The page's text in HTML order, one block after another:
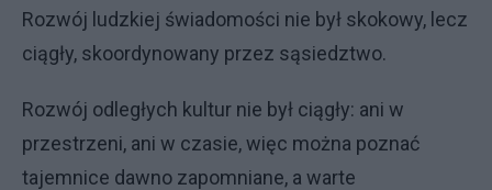
Rozwój ludzkiej świadomości nie był skokowy, lecz
ciągły, skoordynowany przez sąsiedztwo.
Rozwój odległych kultur nie był ciągły: ani w
przestrzeni, ani w czasie, więc można poznać
tajemnice dawno zapomniane, a warte